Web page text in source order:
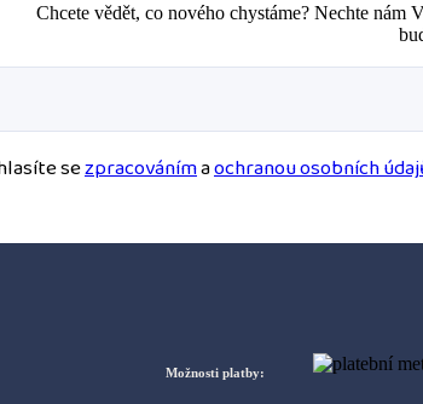
Chcete vědět, co nového chystáme? Nechte nám
sezpracovánímaochranou osobních
Možnosti platby: